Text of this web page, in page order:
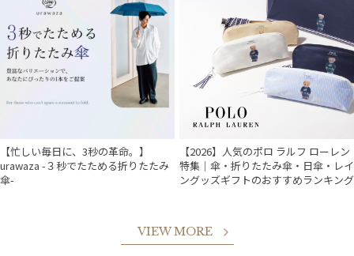
【忙しい毎日に、3秒の革命。】
urawaza -３秒でたためる折りたたみ
傘-
【2026】人気のポロ ラルフ ローレン
特集｜傘・折りたたみ傘・日傘・レイ
ングッズギフトのおすすめランキング
VIEW MORE